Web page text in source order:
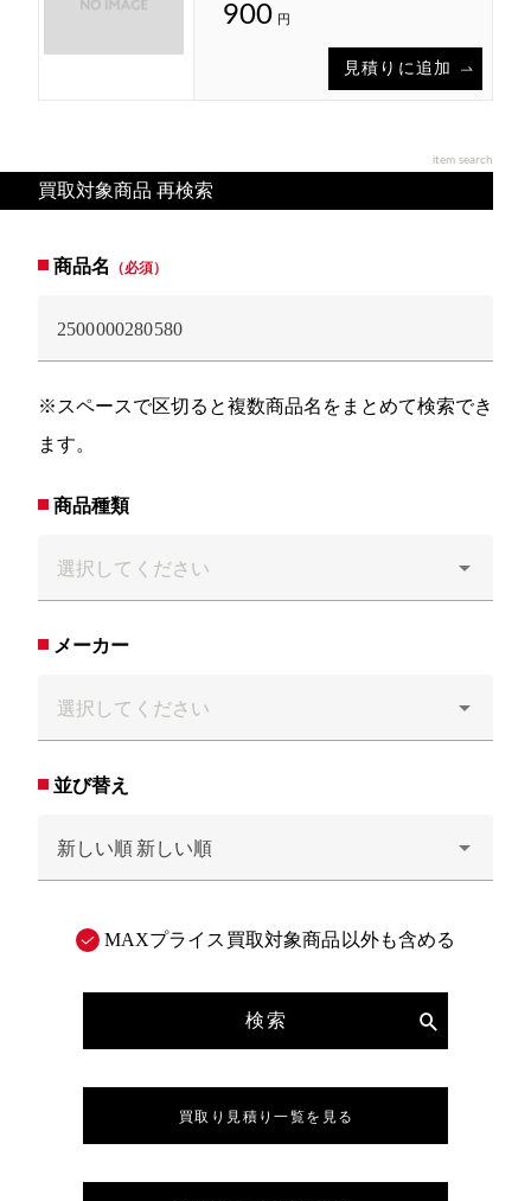
900 円
見積りに追加
item search
買取対象商品 再検索
商品名 （必須）
※スペースで区切ると複数商品名をまとめて検索でき
ます。
商品種類
メーカー
並び替え
新しい順 新しい順
MAXプライス買取対象商品以外も含める
検索
買取り見積り一覧を見る